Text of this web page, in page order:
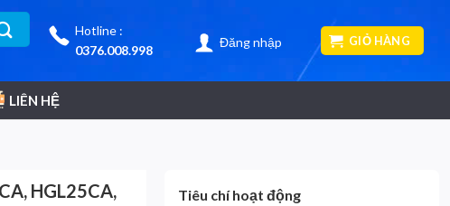
Hotline :
0376.008.998
Đăng nhập GIỎ HÀNG
LIÊN HỆ
HGL25CA,
Tiêu chí hoạt động